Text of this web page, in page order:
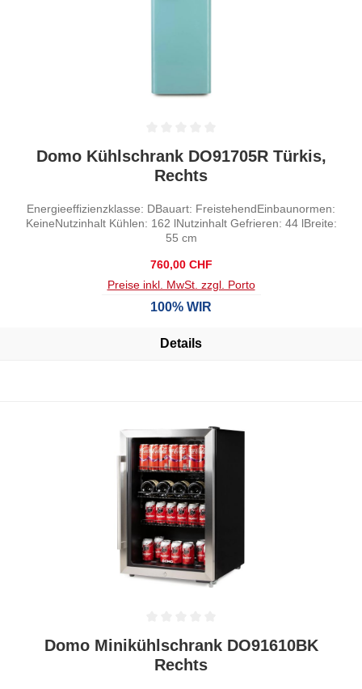
Durchschnittliche Bewertung von 0 von 5 Sternen
Domo Kühlschrank DO91705R Türkis,
Rechts
Energieeffizienzklasse: DBauart: FreistehendEinbaunormen:
KeineNutzinhalt Kühlen: 162 lNutzinhalt Gefrieren: 44 lBreite:
55 cm
Regulärer Preis:
760,00 CHF
Preise inkl. MwSt. zzgl. Porto
100% WIR
Details
Durchschnittliche Bewertung von 0 von 5 Sternen
Domo Minikühlschrank DO91610BK
Rechts